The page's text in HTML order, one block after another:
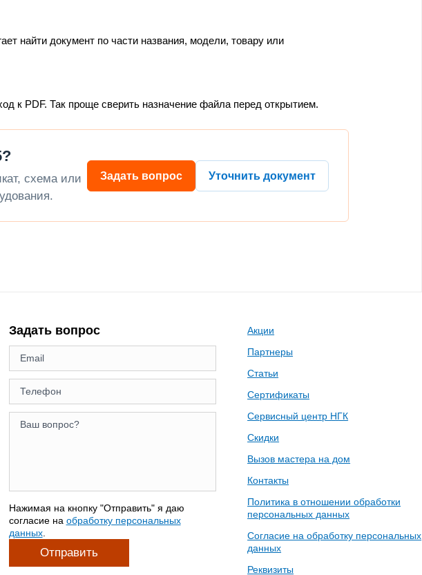
найти документ по части названия, модели, товару или
к PDF. Так проще сверить назначение файла перед открытием.
схема или
Задать вопрос Уточнить документ
Задать вопрос
Нажимая на кнопку "Отправить" я даю
согласие на обработку персональных
данных.
Отправить
Акции
Партнеры
Статьи
Сертификаты
Сервисный центр НГК
Скидки
Вызов мастера на дом
Контакты
Политика в отношении обработки
персональных данных
Согласие на обработку персональных
данных
Реквизиты